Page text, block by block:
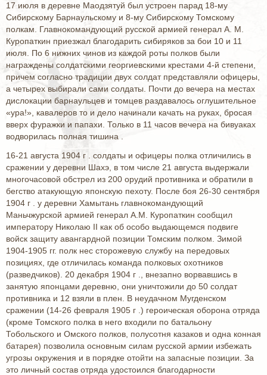
17 июля в деревне Маодзятуй был устроен парад 18-му
Сибирскому Барнаульскому и 8-му Сибирскому Томскому
полкам. Главнокомандующий русской армией генерал А. М.
Куропаткин приезжал благодарить сибиряков за бои 10 и 11
июля. По 6 нижних чинов из каждой роты полков были
награждены солдатскими георгиевскими крестами 4-й степени,
причем согласно традиции двух солдат представляли офицеры,
а четырех выбирали сами солдаты. Почти до вечера на местах
дислокации барнаульцев и томцев раздавалось оглушительное
«ура!», кавалеров то и дело начинали качать на руках, бросая
вверх фуражки и папахи. Только в 11 часов вечера на бивуаках
водворилась полная тишина .
16-21 августа 1904 г . солдаты и офицеры полка отличились в
сражении у деревни Шахэ, в том числе 21 августа выдержали
многочасовой обстрел из 200 орудий противника и обратили в
бегство атакующую японскую пехоту. После боя 26-30 сентября
1904 г . у деревни Хамытань главнокомандующий
Маньчжурской армией генерал А.М. Куропаткин сообщил
императору Николаю II как об особо выдающемся подвиге
войск защиту авангардной позиции Томским полком. Зимой
1904-1905 гг. полк нес сторожевую службу на передовых
позициях, где отличилась команда полковых охотников
(разведчиков). 20 декабря 1904 г ., внезапно ворвавшись в
занятую японцами деревню, они уничтожили до 50 солдат
противника и 12 взяли в плен. В неудачном Мугденском
сражении (14-26 февраля 1905 г .) героическая оборона отряда
(кроме Томского полка в него входили по батальону
Тобольского и Омского полков, полусотня казаков и одна конная
батарея) позволила основным силам русской армии избежать
угрозы окружения и в порядке отойти на запасные позиции. За
это личный состав отряда удостоился благодарности